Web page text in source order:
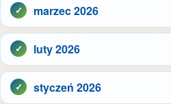
marzec 2026
luty 2026
styczeń 2026